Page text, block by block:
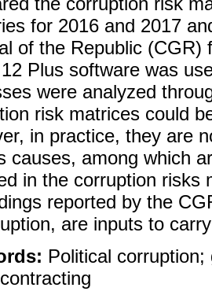
for 2016 and 2017
of the Republic
Plus software was
were analyzed
risk matrices could
in practice, they are
causes, among which
in the corruption risks
reported by the
are inputs to
Political